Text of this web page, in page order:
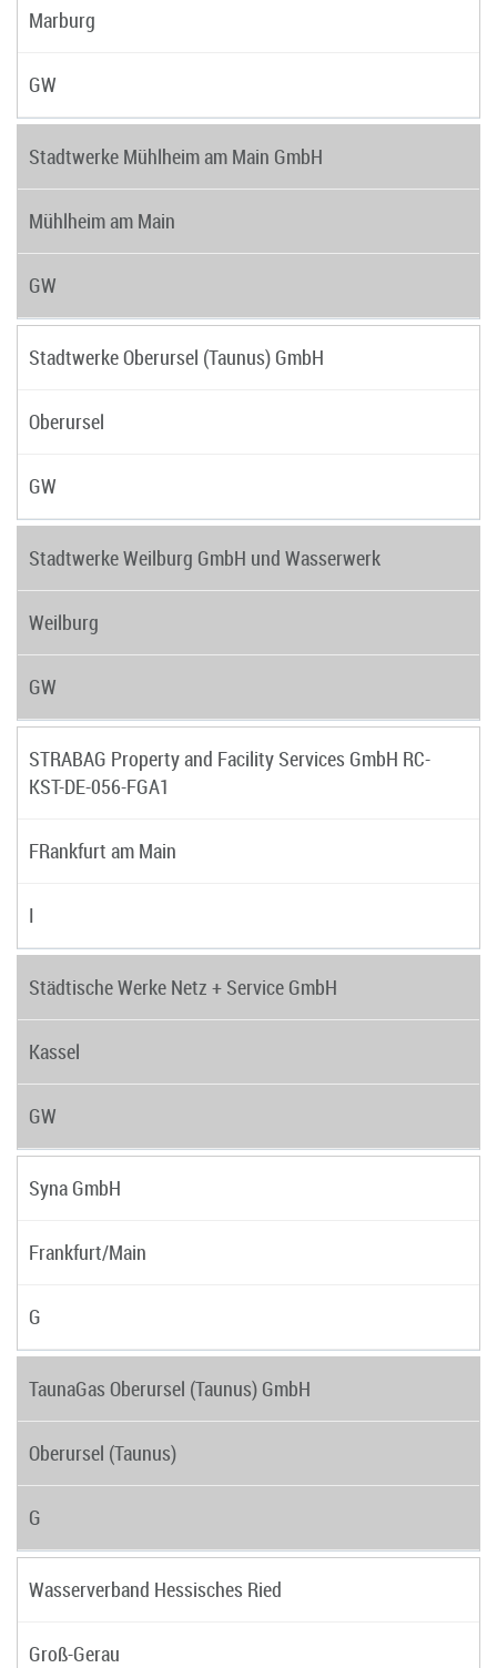
Marburg
GW
Stadtwerke Mühlheim am Main GmbH
Mühlheim am Main
GW
Stadtwerke Oberursel (Taunus) GmbH
Oberursel
GW
Stadtwerke Weilburg GmbH und Wasserwerk
Weilburg
GW
STRABAG Property and Facility Services GmbH RC-
KST-DE-056-FGA1
FRankfurt am Main
I
Städtische Werke Netz + Service GmbH
Kassel
GW
Syna GmbH
Frankfurt/Main
G
TaunaGas Oberursel (Taunus) GmbH
Oberursel (Taunus)
G
Wasserverband Hessisches Ried
Groß-Gerau